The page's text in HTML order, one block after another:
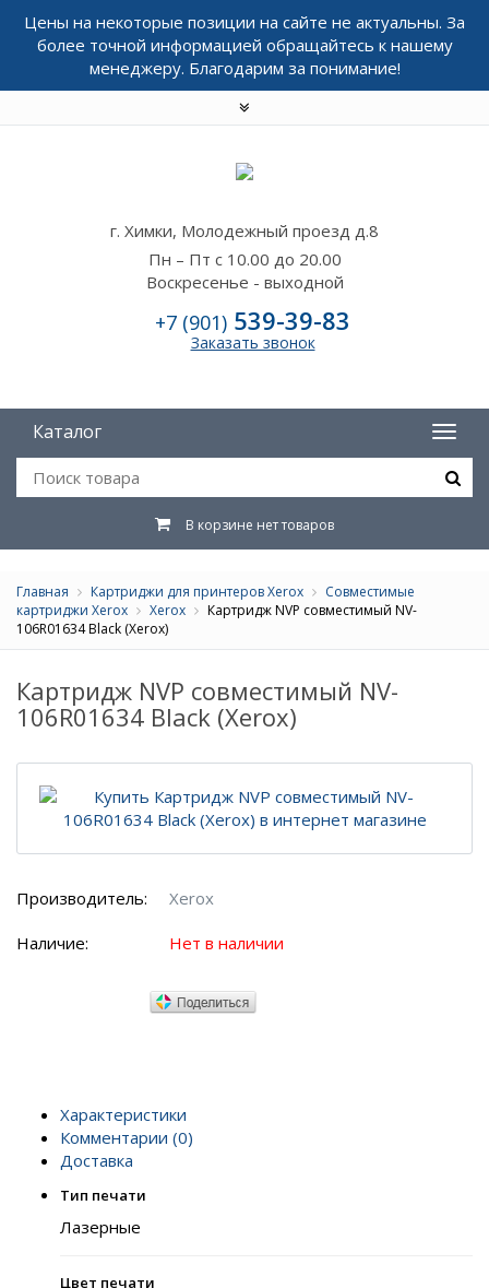
Цены на некоторые позиции на сайте не актуальны. За
более точной информацией обращайтесь к нашему
менеджеру. Благодарим за понимание!
г. Химки, Молодежный проезд д.8
Пн – Пт с 10.00 до 20.00
Воскресенье - выходной
+7 (901) 539-39-83
Заказать звонок
Каталог
В корзине нет товаров
Главная Картриджи для принтеров Xerox
Совместимые
картриджи Xerox
Xerox
Картридж NVP совместимый NV-
106R01634 Black (Xerox)
Картридж NVP совместимый NV-
106R01634 Black (Xerox)
Производитель: Xerox
Наличие: Нет в наличии
Характеристики
Комментарии (0)
Доставка
Тип печати
Лазерные
Цвет печати